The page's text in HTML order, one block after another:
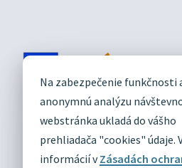
Na zabezpečenie funkčnosti
anonymnú analýzu
webstránka ukladá do vášho
prehliadača "cookies" údaje.
informácií vZásadách
DIVÍN
OFICIÁLNE STRÁNKY
Technický prevádzkovateľ:
Správca obsahu:Obec Divín
Posledná aktualizácia: